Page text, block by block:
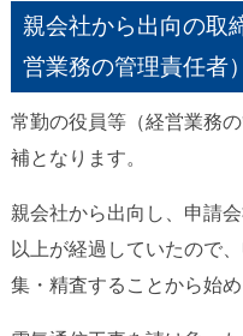
親会社から出向の取
営業務の管理責任者
常勤の役員等（経営業務
補となります。
親会社から出向し、申請
以上が経過していたので
集・精査することから始め